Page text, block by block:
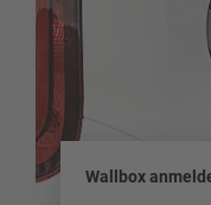
Wallbox